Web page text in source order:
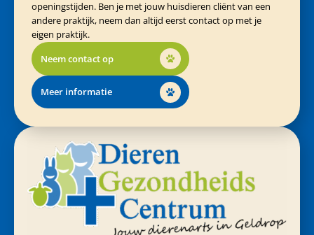
openingstijden. Ben je met jouw huisdieren cliënt van een
andere praktijk, neem dan altijd eerst contact op met je
eigen praktijk.
Neem contact op
Meer informatie